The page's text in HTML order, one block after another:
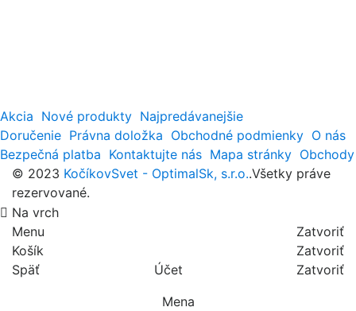
Akcia Nové produkty Najpredávanejšie
Doručenie Právna doložka Obchodné podmienky O nás
Bezpečná platba Kontaktujte nás Mapa stránky Obchody
© 2023 KočíkovSvet - OptimalSk, s.r.o..Všetky práve
rezervované.
Na vrch
Menu
Zatvoriť
Košík
Zatvoriť
Späť
Účet
Zatvoriť
Mena